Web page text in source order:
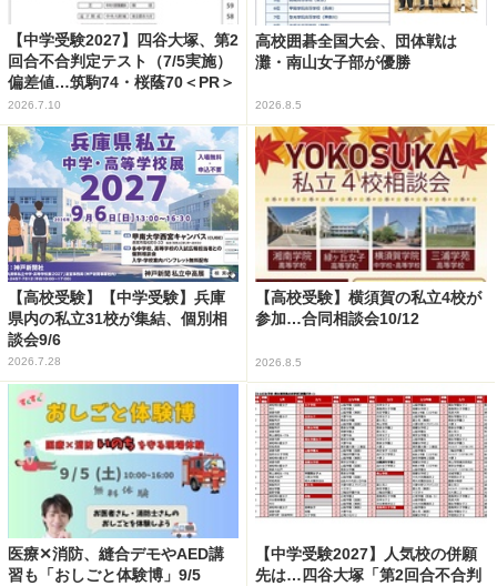
【中学受験2027】四谷大塚、第2
回合不合判定テスト（7/5実施）
偏差値…筑駒74・桜蔭70＜PR＞
2026.7.10
高校囲碁全国大会、団体戦は
灘・南山女子部が優勝
2026.8.5
【高校受験】【中学受験】兵庫
県内の私立31校が集結、個別相
談会9/6
2026.7.28
【高校受験】横須賀の私立4校が
参加…合同相談会10/12
2026.8.5
医療✕消防、縫合デモやAED講
習も「おしごと体験博」9/5
【中学受験2027】人気校の併願
先は…四谷大塚「第2回合不合判